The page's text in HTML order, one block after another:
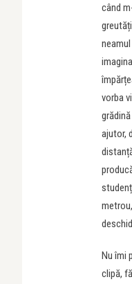
când
vorba
ajutor,
Nu îmi
clipă,